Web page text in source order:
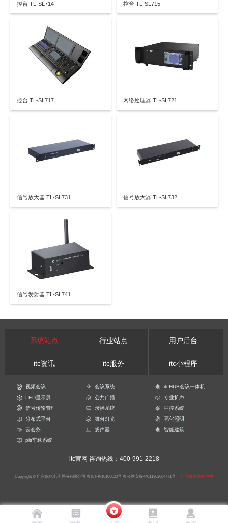
控台 TL-SL714 控台 TL-SL715
控台 TL-SL717 网络处理器 TL-SL721
信号放大器 TL-SL731 信号放大器 TL-SL732
信号发射器 TL-SL741
系统站点 行业站点 用户后台
itc资讯 itc服务 itc小程序
视频会议 会议系统
itcHUB会议一体机
LED显示屏
公共广播
专业扩声
信号传输管理
录播系统
中控系统
分布式平台
舞台灯光
亮化照明
云会务
扬声器
智能建筑
pis车载系统
itc官网 咨询热线：400-991-2218
Copyright © 广东保伦电子股份有限公司 粤ICP备16106620号 粤公网安备44011302004771号 产品参数解释声明